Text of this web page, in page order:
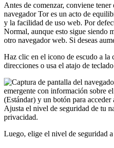
Antes de comenzar, conviene tener
navegador Tor es un acto de
y la facilidad de uso web. Por
Normal, aunque esto sigue siendo
otro navegador web. Si deseas
Haz clic en el icono de escudo a la
direcciones o usa el atajo de teclado
Ajusta el nivel de seguridad de tu
privacidad.
Luego, elige el nivel de seguridad